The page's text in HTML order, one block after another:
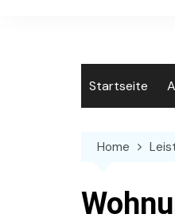
Startseite
Home